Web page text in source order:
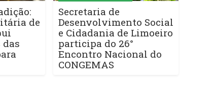
de
Secretaria de
Desenvolvimento Social
e Cidadania de Limoeiro
participa do 26°
Encontro Nacional do
CONGEMAS